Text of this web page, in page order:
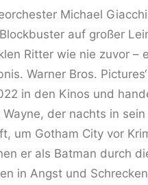
Michael
auf großer
Ritter wie nie zuvor –
Warner Bros. Pictures‘
in den Kinos und
der nachts in
um Gotham City vor
er als Batman durch
in Angst und Schrecken